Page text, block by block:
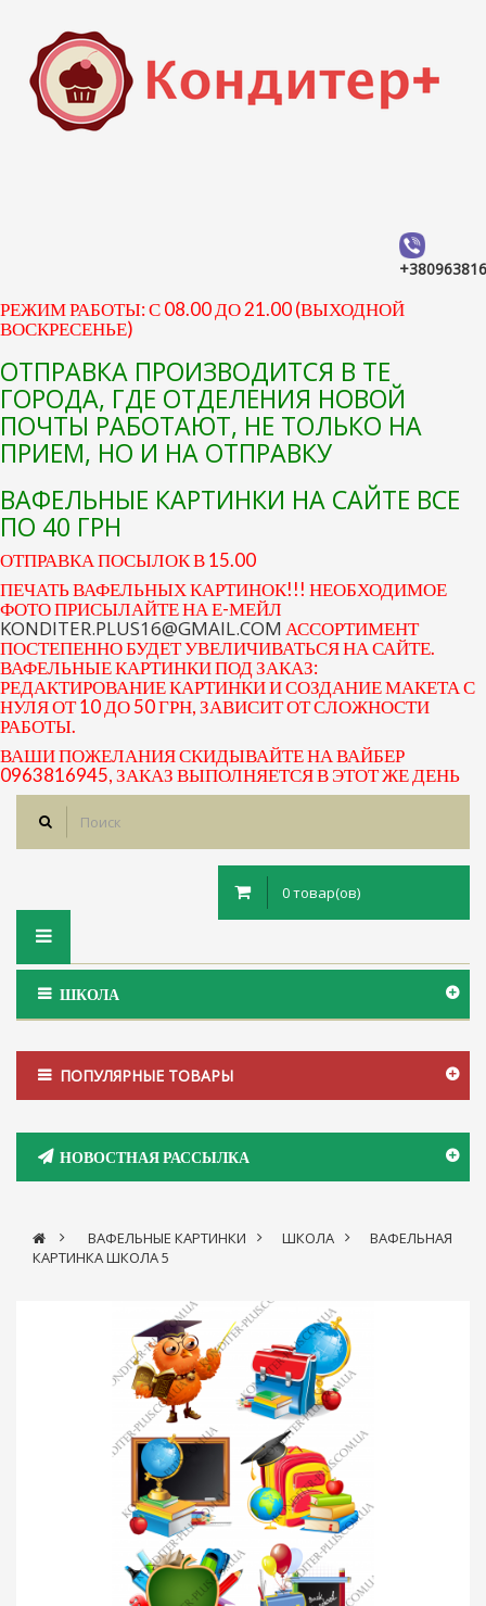
РЕЖИМ РАБОТЫ: С 08.00 ДО 21.00 (ВЫХОДНОЙ
ВОСКРЕСЕНЬЕ)
ОТПРАВКА ПРОИЗВОДИТСЯ В ТЕ
ГОРОДА, ГДЕ ОТДЕЛЕНИЯ НОВОЙ
ПОЧТЫ РАБОТАЮТ, НЕ ТОЛЬКО НА
ПРИЕМ, НО И НА ОТПРАВКУ
ВАФЕЛЬНЫЕ КАРТИНКИ НА САЙТЕ ВСЕ
ПО 40 ГРН
ОТПРАВКА ПОСЫЛОК В 15.00
ПЕЧАТЬ ВАФЕЛЬНЫХ КАРТИНОК!!! НЕОБХОДИМОЕ
ФОТО ПРИСЫЛАЙТЕ НА Е-МЕЙЛ
KONDITER.PLUS16@GMAIL.COM АССОРТИМЕНТ
ПОСТЕПЕННО БУДЕТ УВЕЛИЧИВАТЬСЯ НА САЙТЕ.
ВАФЕЛЬНЫЕ КАРТИНКИ ПОД ЗАКАЗ:
РЕДАКТИРОВАНИЕ КАРТИНКИ И СОЗДАНИЕ МАКЕТА С
НУЛЯ ОТ 10 ДО 50 ГРН, ЗАВИСИТ ОТ СЛОЖНОСТИ
РАБОТЫ.
ВАШИ ПОЖЕЛАНИЯ СКИДЫВАЙТЕ НА ВАЙБЕР
0963816945, ЗАКАЗ ВЫПОЛНЯЕТСЯ В ЭТОТ ЖЕ ДЕНЬ
0 товар(ов)
Toggle
ШКОЛА
ПОПУЛЯРНЫЕ ТОВАРЫ
НОВОСТНАЯ РАССЫЛКА
> ВАФЕЛЬНЫЕ КАРТИНКИ > ШКОЛА >
ВАФЕЛЬНАЯ
КАРТИНКА ШКОЛА 5